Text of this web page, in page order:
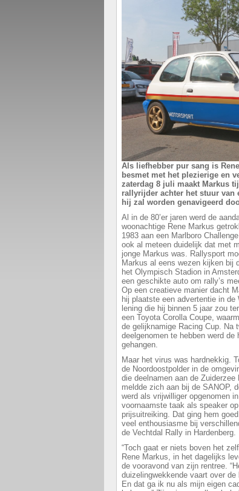
Als liefhebber pur sang is
besmet met het plezierige en
zaterdag 8 juli maakt Markus
rallyrijder achter het stuur van
hij zal worden genavigeerd
Al in de 80’er jaren werd de
woonachtige Rene Markus
1983 aan een Marlboro
ook al meteen duidelijk dat met
jonge Markus was. Rallysport
Markus al eens wezen kijken bij
het Olympisch Stadion in
een geschikte auto om rally’s
Op een creatieve manier dacht
hij plaatste een advertentie in de
lening die hij binnen 5 jaar zou
een Toyota Corolla Coupe,
de gelijknamige Racing Cup. Na
deelgenomen te hebben werd
gehangen.
Maar het virus was hardnekkig.
de Noordoostpolder in de
die deelnamen aan de
meldde zich aan bij de SANOP,
werd als vrijwilliger opgenomen
voornaamste taak als speaker
prijsuitreiking. Dat ging hem
veel enthousiasme bij
de Vechtdal Rally in Hardenberg.
“Toch gaat er niets boven het
Rene Markus, in het dagelijks
de vooravond van zijn rentree.
duizelingwekkende vaart over
En dat ga ik nu als mijn eigen